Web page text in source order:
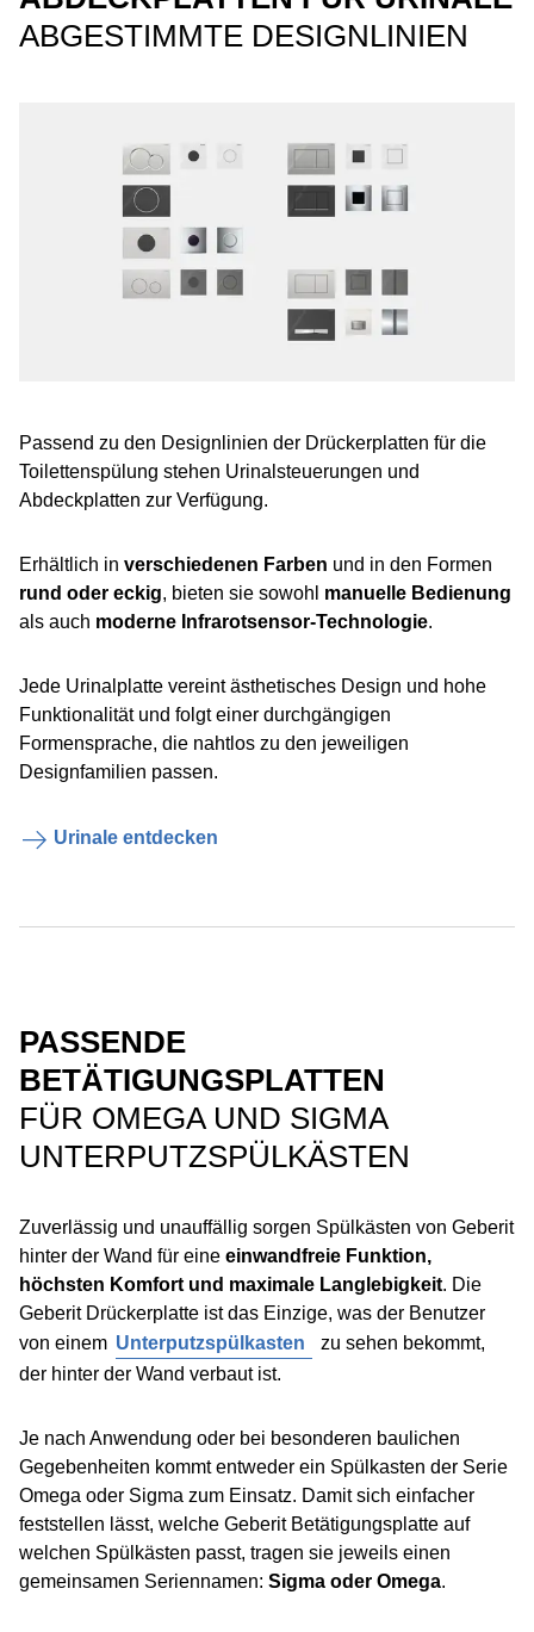
ABGESTIMMTE DESIGNLINIEN
Passend zu den Designlinien der Drückerplatten für die
Toilettenspülung stehen Urinalsteuerungen und
Abdeckplatten zur Verfügung.
Erhältlich in verschiedenen Farben und in den Formen
rund oder eckig, bieten sie sowohl manuelle Bedienung
als auch moderne Infrarotsensor-Technologie.
Jede Urinalplatte vereint ästhetisches Design und hohe
Funktionalität und folgt einer durchgängigen
Formensprache, die nahtlos zu den jeweiligen
Designfamilien passen.
Urinale entdecken
PASSENDE
BETÄTIGUNGSPLATTEN
FÜR OMEGA UND SIGMA
UNTERPUTZSPÜLKÄSTEN
Zuverlässig und unauffällig sorgen Spülkästen von Geberit
hinter der Wand für eine einwandfreie Funktion,
höchsten Komfort und maximale Langlebigkeit. Die
Geberit Drückerplatte ist das Einzige, was der Benutzer
von einem Unterputzspülkasten
zu sehen bekommt,
der hinter der Wand verbaut ist.
Je nach Anwendung oder bei besonderen baulichen
Gegebenheiten kommt entweder ein Spülkasten der Serie
Omega oder Sigma zum Einsatz. Damit sich einfacher
feststellen lässt, welche Geberit Betätigungsplatte auf
welchen Spülkästen passt, tragen sie jeweils einen
gemeinsamen Seriennamen: Sigma oder Omega.